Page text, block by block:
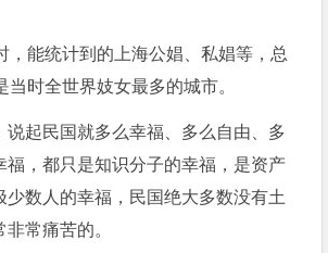
，能统计到的上海公娼、私娼等，总
当时全世界妓女最多的城市。
说起民国就多么幸福、多么自由、多
福，都只是知识分子的幸福，是资产
少数人的幸福，民国绝大多数没有土
常痛苦的。